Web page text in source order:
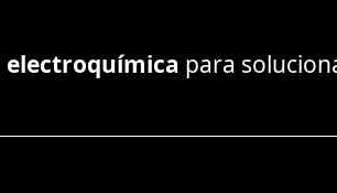
electroquímica para